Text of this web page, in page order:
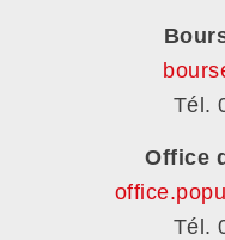
Tél.
Office
Tél.